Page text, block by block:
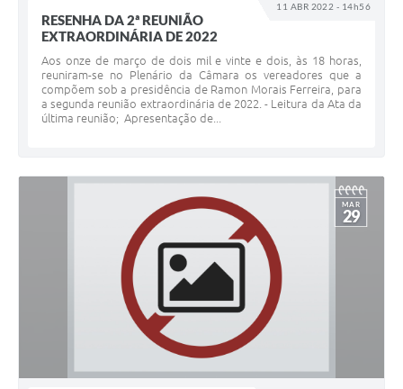
11 ABR 2022 - 14h56
RESENHA DA 2ª REUNIÃO
EXTRAORDINÁRIA DE 2022
Aos onze de março de dois mil e vinte e dois, às 18 horas,
reuniram-se no Plenário da Câmara os vereadores que a
compõem sob a presidência de Ramon Morais Ferreira, para
a segunda reunião extraordinária de 2022. - Leitura da Ata da
última reunião; Apresentação de...
MAR
29